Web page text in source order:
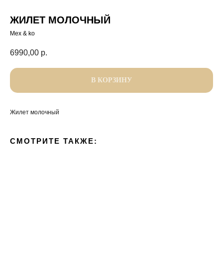
ЖИЛЕТ МОЛОЧНЫЙ
Mex & ko
6990,00 р.
В КОРЗИНУ
Жилет молочный
СМОТРИТЕ ТАКЖЕ: